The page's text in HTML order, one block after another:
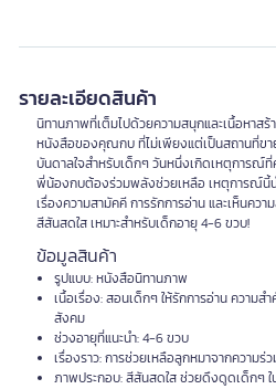
รายละเอียดสินค้า
นิทานภาพที่เต็มไปด้วยความสนุกและเนื้อหาส
หนังสือของคุณกบ ที่ไม่เพียงแต่เป็นสถานที่ข
บันดาลใจสำหรับเด็กๆ วันหนึ่งเกิดเหตุการณ์
พี่น้องกบต้องร่วมพลังช่วยเหลือ เหตุการณ์นี้น
เรื่องความสามัคคี การรักการอ่าน และเห็นค
สีสันสดใส เหมาะสำหรับเด็กอายุ 4-6 ขวบ!
ข้อมูลสินค้า
รูปแบบ: หนังสือนิทานภาพ
เนื้อเรื่อง: สอนเด็กๆ ให้รักการอ่าน ความ
สังคม
ช่วงอายุที่แนะนำ: 4-6 ขวบ
เรื่องราว: การช่วยเหลือลูกหมาจากความ
ภาพประกอบ: สีสันสดใส ช่วยดึงดูดเด็กๆ ใ